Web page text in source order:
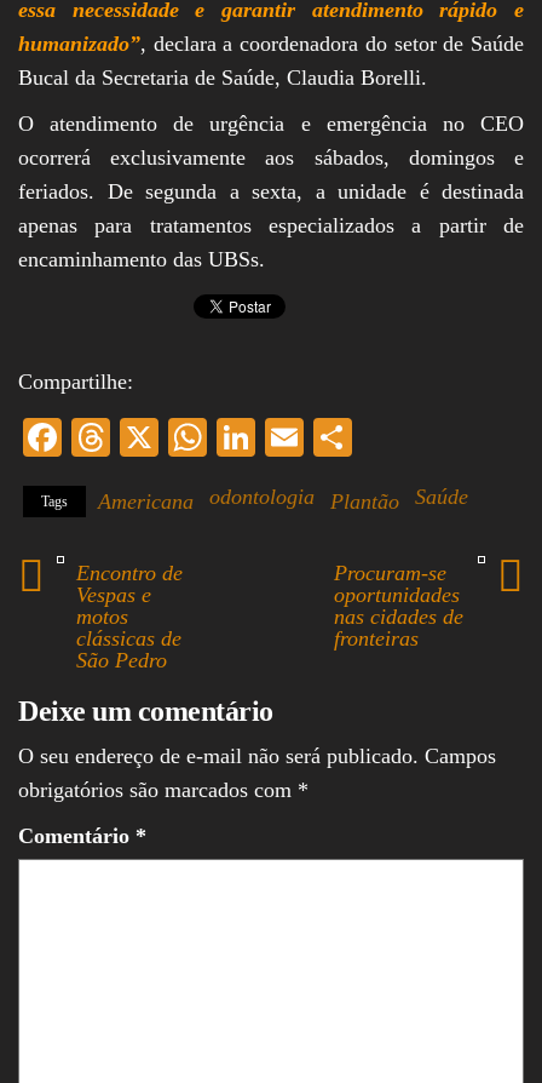
essa necessidade e garantir atendimento rápido e
humanizado”, declara a coordenadora do setor de Saúde
Bucal da Secretaria de Saúde, Claudia Borelli.
O atendimento de urgência e emergência no CEO
ocorrerá exclusivamente aos sábados, domingos e
feriados. De segunda a sexta, a unidade é destinada
apenas para tratamentos especializados a partir de
encaminhamento das UBSs.
Compartilhe:
Fa
ce
bo
ok
T
ea
X
W
ts
Li
ed
E
ail re
Tags Americana odontologia Plantão Saúde
Encontro de
Vespas e
motos
clássicas de
São Pedro
Procuram-se
oportunidades
nas cidades de
fronteiras
Deixe um comentário
O seu endereço de e-mail não será publicado. Campos
obrigatórios são marcados com *
Comentário *